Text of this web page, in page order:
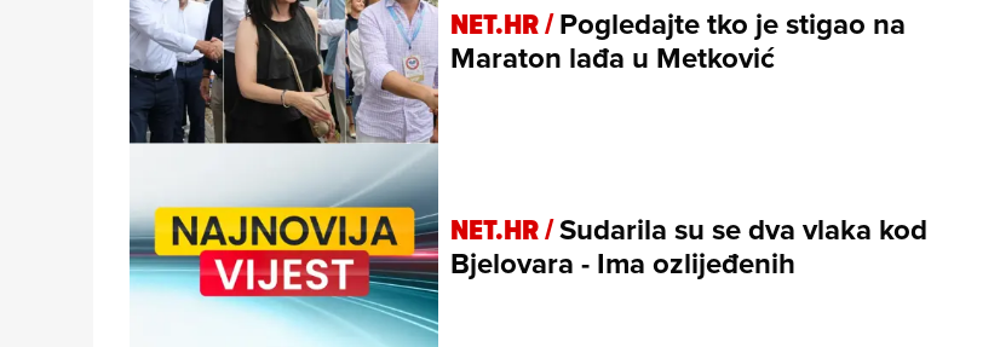
NET.HR /Pogledajte tko je stigao na
Maraton lađa u Metković
NET.HR /Sudarila su se dva vlaka kod
Bjelovara - Ima ozlijeđenih